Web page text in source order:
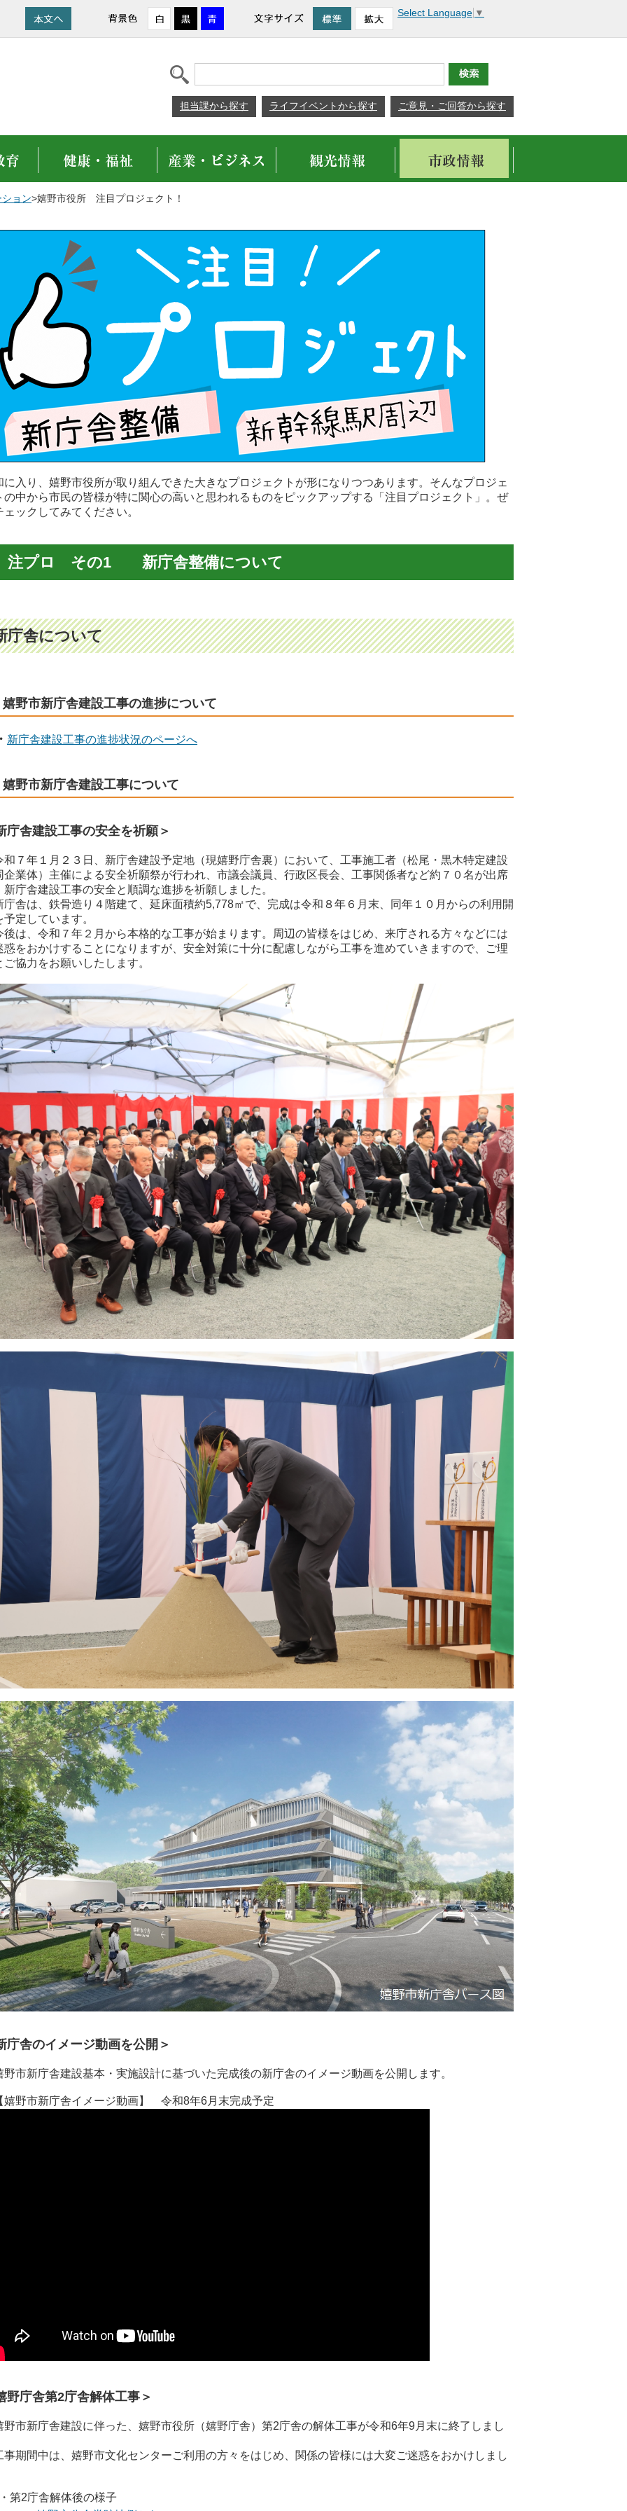
Select Language ▼
担当課から探す ライフイベントから探す ご意見・ご回答から探す
ョン>嬉野市役所 注目プロジェクト！
に入り、嬉野市役所が取り組んできた大きなプロジェクトが形になりつつあります。そんなプロジェ
の中から市民の皆様が特に関心の高いと思われるものをピックアップする「注目プロジェクト」。ぜ
ェックしてみてください。
注プロ その1 新庁舎整備について
庁舎について
嬉野市新庁舎建設工事の進捗について
新庁舎建設工事の進捗状況のページへ
嬉野市新庁舎建設工事について
庁舎建設工事の安全を祈願＞
７年１月２３日、新庁舎建設予定地（現嬉野庁舎裏）において、工事施工者（松尾・黒木特定建設
企業体）主催による安全祈願祭が行われ、市議会議員、行政区長会、工事関係者など約７０名が出席
新庁舎建設工事の安全と順調な進捗を祈願しました。
舎は、鉄骨造り４階建て、延床面積約5,778㎡で、完成は令和８年６月末、同年１０月からの利用開
予定しています。
は、令和７年２月から本格的な工事が始まります。周辺の皆様をはじめ、来庁される方々などには
惑をおかけすることになりますが、安全対策に十分に配慮しながら工事を進めていきますので、ご理
ご協力をお願いしたします。
庁舎のイメージ動画を公開＞
市新庁舎建設基本・実施設計に基づいた完成後の新庁舎のイメージ動画を公開します。
野市新庁舎イメージ動画】 令和8年6月末完成予定
野庁舎第2庁舎解体工事＞
市新庁舎建設に伴った、嬉野市役所（嬉野庁舎）第2庁舎の解体工事が令和6年9月末に終了しまし
期間中は、嬉野市文化センターご利用の方々をはじめ、関係の皆様には大変ご迷惑をおかけしまし
2庁舎解体後の様子